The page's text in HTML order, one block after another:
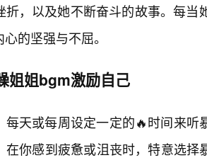
折，以及她不断奋斗的故事。每当
的坚强与不屈。
姐姐bgm激励自己
每天或每周设定一定的🔥时间来听
在你感到疲惫或沮丧时，特意选择